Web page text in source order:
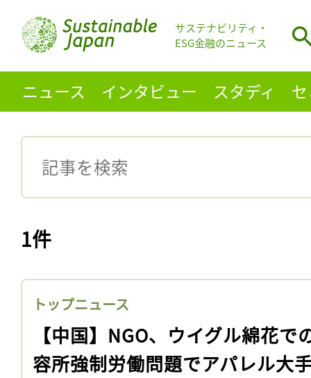
サステナビリティ・
ESG金融のニュース
ニュース インタビュー スタディ
1件
トップニュース
【中国】NGO、ウイグル綿花で
容所強制労働問題でアパレル大